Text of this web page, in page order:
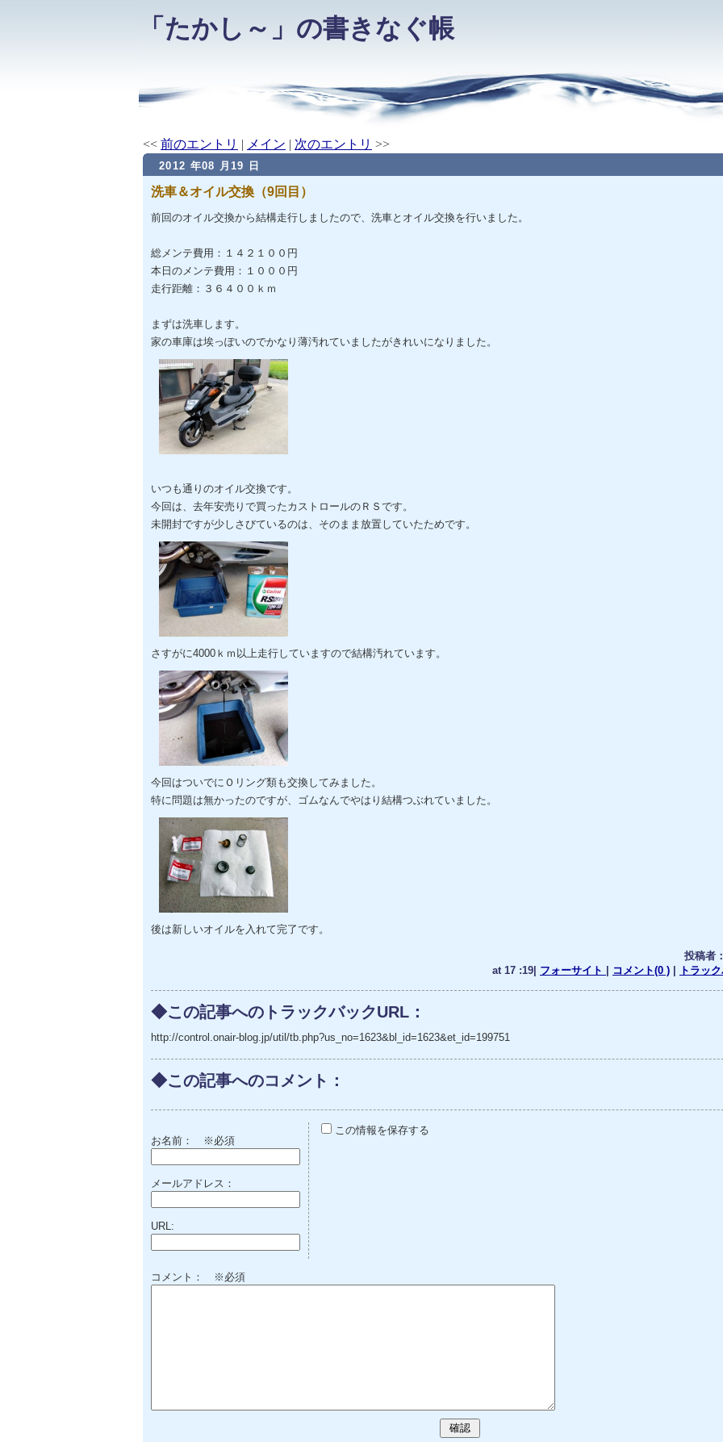
「たかし～」の書きなぐ帳
<< 前のエントリ | メイン | 次のエントリ >>
2012 年08 月19 日
洗車＆オイル交換（9回目）
前回のオイル交換から結構走行しましたので、洗車とオイル交換を行いました。
総メンテ費用：１４２１００円
本日のメンテ費用：１０００円
走行距離：３６４００ｋｍ
まずは洗車します。
家の車庫は埃っぽいのでかなり薄汚れていましたがきれいになりました。
いつも通りのオイル交換です。
今回は、去年安売りで買ったカストロールのＲＳです。
未開封ですが少しさびているのは、そのまま放置していたためです。
さすがに4000ｋｍ以上走行していますので結構汚れています。
今回はついでにＯリング類も交換してみました。
特に問題は無かったのですが、ゴムなんでやはり結構つぶれていました。
後は新しいオイルを入れて完了です。
投稿者
at 17 :19| フォーサイト コメント(0 ) トラッ
◆この記事へのトラックバックURL：
http://control.onair-blog.jp/util/tb.php?us_no=1623&bl_id=1623&et_id=199751
◆この記事へのコメント：
お名前： ※必須
メールアドレス：
URL:
この情報を保存する
コメント： ※必須